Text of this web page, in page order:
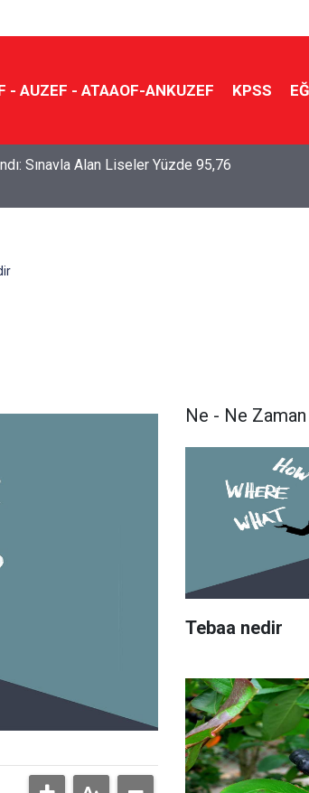
- AUZEF - ATAAOF-ANKUZEF KPSS
Sınavla Alan Liseler Yüzde 95,76
Ne - Ne
Tebaa nedir